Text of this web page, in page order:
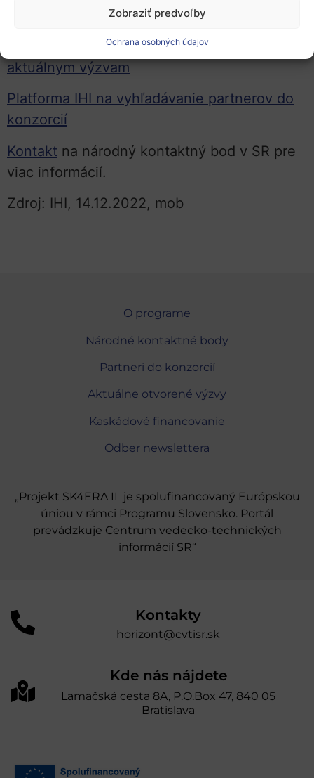
Zobraziť predvoľby
Ochrana osobných údajov
Guide for Applicants
Záznamy z informačných podujatí IHI k
aktuálnym výzvam
Platforma IHI na vyhľadávanie partnerov do
konzorcií
Kontakt na národný kontaktný bod v SR pre
viac informácií.
Zdroj: IHI, 14.12.2022, mob
O programe
Národné kontaktné body
Partneri do konzorcií
Aktuálne otvorené výzvy
Kaskádové financovanie
Odber newslettera
„Projekt SK4ERA II je spolufinancovaný Európskou
úniou v rámci Programu Slovensko. Portál
prevádzkuje Centrum vedecko-technických
informácií SR“
Kontakty
horizont@cvtisr.sk
Kde nás nájdete
Lamačská cesta 8A, P.O.Box 47, 840 05
Bratislava